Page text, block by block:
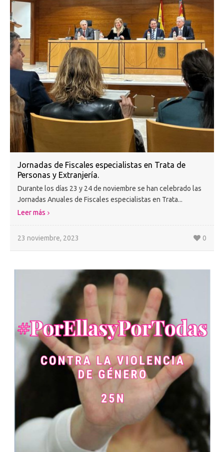
Jornadas de Fiscales especialistas en Trata de
Personas y Extranjería.
Durante los días 23 y 24 de noviembre se han celebrado las
Jornadas Anuales de Fiscales especialistas en Trata...
Leer más
23 noviembre, 2023 0